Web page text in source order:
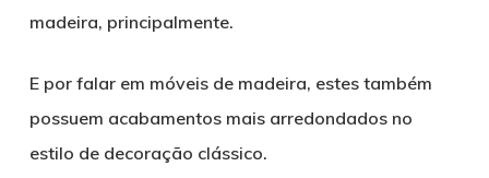
madeira, principalmente.
E por falar em móveis de madeira, estes também
possuem acabamentos mais arredondados no
estilo de decoração clássico.